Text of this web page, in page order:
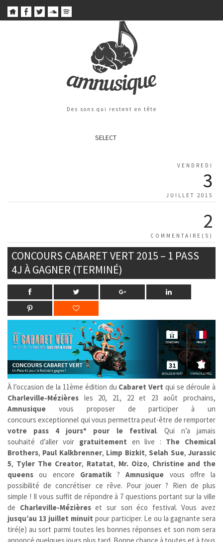
Des sons qui restent en tête
SELECT
VENDREDI
3
JUILLET 2015
2
COMMENTAIRE(S)
CONCOURS CABARET VERT 2015 – 1 PASS
4J À GAGNER (TERMINÉ)
À l’occasion de la 11ème édition du Cabaret Vert qui se déroule à
Charleville-Mézières les 20, 21, 22 et 23 août prochains,
Amnusique vous proposer de participer à un
concours exceptionnel qui vous permettra peut-être de remporter
votre pass 4 jours* pour le festival. Qui n’a jamais
souhaité d’aller voir gratuitement en live : The Chemical
Brothers, Paul Kalkbrenner, Limp Bizkit,Selah Sue,Jurassic
5, Tyler The Creator, Ratatat, Mr. Oizo, Christine and the
queens ou encore Gramatik?Amnusique vous offre la
possibilité de concrétiser ce rêve. Pour jouer ? Rien de plus
simple ! Il vous suffit de répondre à 7 questions portant sur la ville
de Charleville-Mézièreset sur son éco festival. Vous avez
jusqu’au 13 juillet minuit pour participer. Le ou la gagnante sera
tiré(e) au sort parmi toutes les bonnes réponses et son nom sera